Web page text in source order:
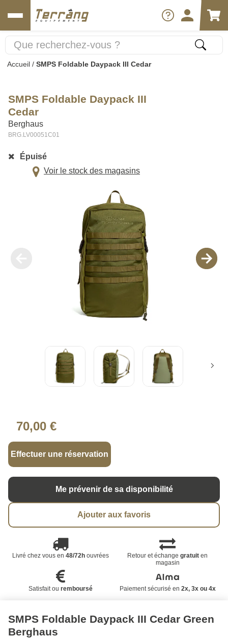
Accueil / SMPS Foldable Daypack III Cedar
SMPS Foldable Daypack III
Cedar
Berghaus
BRG.LV00051C01
Épuisé
Voir le stock des magasins
70,00 €
Effectuer une réservation
Me prévenir de sa disponibilité
Ajouter aux favoris
Livré chez vous en 48/72houvrées Retour et échangegratuit en
magasin
Satisfait ou remboursé Paiement sécurisé en 2x, 3x ou 4x
SMPS Foldable Daypack III Cedar Green
Berghaus